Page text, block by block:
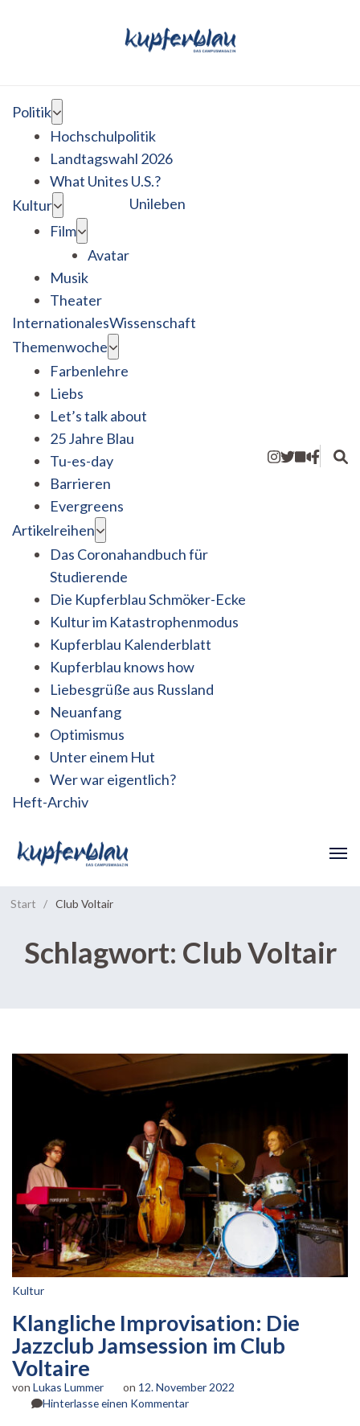
Politik
Hochschulpolitik
Landtagswahl 2026
What Unites U.S.?
Kultur
Film
Avatar
Musik
Theater
Unileben
InternationalesWissenschaft
Themenwoche
Farbenlehre
Liebs
Let’s talk about
25 Jahre Blau
Tu-es-day
Barrieren
Evergreens
Artikelreihen
Das Coronahandbuch für
Studierende
Die Kupferblau Schmöker-Ecke
Kultur im Katastrophenmodus
Kupferblau Kalenderblatt
Kupferblau knows how
Liebesgrüße aus Russland
Neuanfang
Optimismus
Unter einem Hut
Wer war eigentlich?
Heft-Archiv
Start / Club Voltair
Schlagwort: Club Voltair
Kultur
Klangliche Improvisation: Die
Jazzclub Jamsession im Club
Voltaire
von Lukas Lummer on 12. November 2022
Hinterlasse einen Kommentarzu